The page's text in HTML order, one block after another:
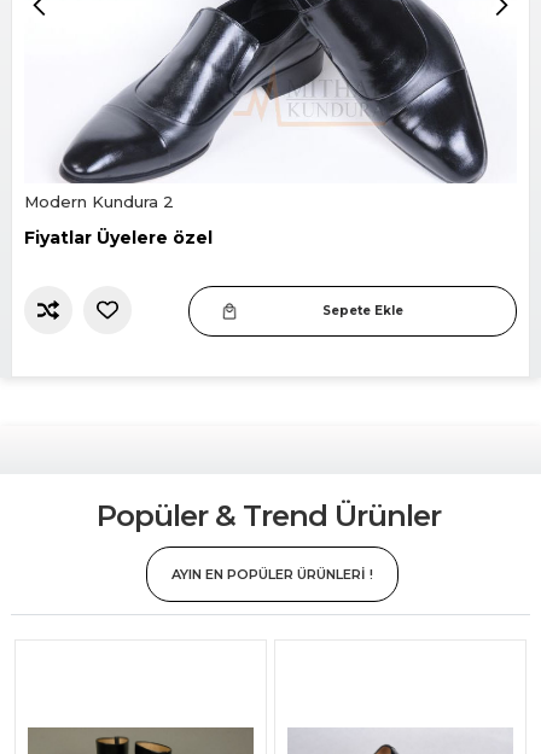
Zımbalı Çift Yüz (Siyah)
Fiyatlar Üyelere özel
Sepete Ekle
Popüler & Trend Ürünler
AYIN EN POPÜLER ÜRÜNLERİ !